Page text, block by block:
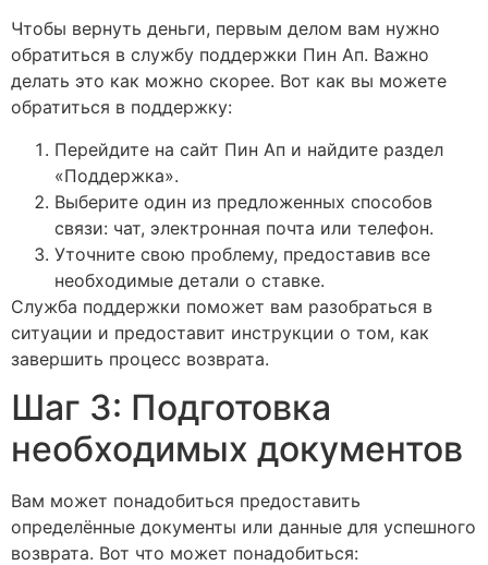
Чтобы вернуть деньги, первым делом вам нужно
обратиться в службу поддержки Пин Ап. Важно
делать это как можно скорее. Вот как вы можете
обратиться в поддержку:
Перейдите на сайт Пин Ап и найдите раздел
«Поддержка».
Выберите один из предложенных способов
связи: чат, электронная почта или телефон.
Уточните свою проблему, предоставив все
необходимые детали о ставке.
Служба поддержки поможет вам разобраться в
ситуации и предоставит инструкции о том, как
завершить процесс возврата.
Шаг 3: Подготовка
необходимых документов
Вам может понадобиться предоставить
определённые документы или данные для успешного
возврата. Вот что может понадобиться: